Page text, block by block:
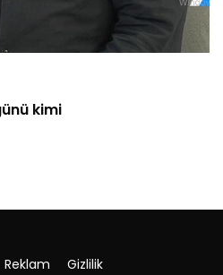
kimi
Reklam Gizlilik